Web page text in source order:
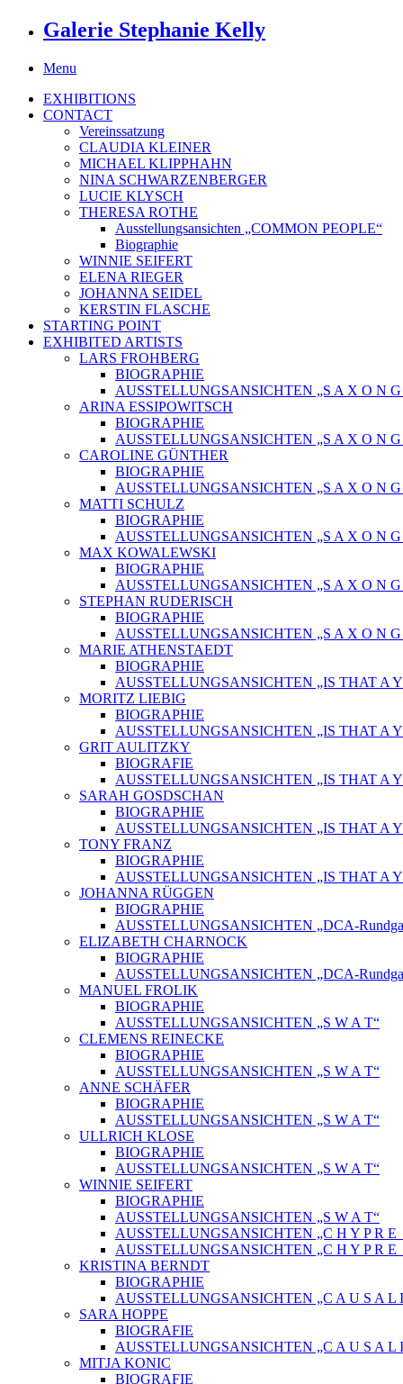
Galerie Stephanie Kelly
Menu
EXHIBITIONS
CONTACT
Vereinssatzung
CLAUDIA KLEINER
MICHAEL KLIPPHAHN
NINA SCHWARZENBERGER
LUCIE KLYSCH
THERESA ROTHE
Ausstellungsansichten „COMMON PEOPLE“
Biographie
WINNIE SEIFERT
ELENA RIEGER
JOHANNA SEIDEL
KERSTIN FLASCHE
STARTING POINT
EXHIBITED ARTISTS
LARS FROHBERG
BIOGRAPHIE
AUSSTELLUNGSANSICHTEN „S A X O N
ARINA ESSIPOWITSCH
BIOGRAPHIE
AUSSTELLUNGSANSICHTEN „S A X O N
CAROLINE GÜNTHER
BIOGRAPHIE
AUSSTELLUNGSANSICHTEN „S A X O N
MATTI SCHULZ
BIOGRAPHIE
AUSSTELLUNGSANSICHTEN „S A X O N
MAX KOWALEWSKI
BIOGRAPHIE
AUSSTELLUNGSANSICHTEN „S A X O N
STEPHAN RUDERISCH
BIOGRAPHIE
AUSSTELLUNGSANSICHTEN „S A X O N
MARIE ATHENSTAEDT
BIOGRAPHIE
AUSSTELLUNGSANSICHTEN „IS THAT A
MORITZ LIEBIG
BIOGRAPHIE
AUSSTELLUNGSANSICHTEN „IS THAT A
GRIT AULITZKY
BIOGRAFIE
AUSSTELLUNGSANSICHTEN „IS THAT A
SARAH GOSDSCHAN
BIOGRAPHIE
AUSSTELLUNGSANSICHTEN „IS THAT A
TONY FRANZ
BIOGRAPHIE
AUSSTELLUNGSANSICHTEN „IS THAT A
JOHANNA RÜGGEN
BIOGRAPHIE
AUSSTELLUNGSANSICHTEN „DCA-
ELIZABETH CHARNOCK
BIOGRAPHIE
AUSSTELLUNGSANSICHTEN „DCA-
MANUEL FROLIK
BIOGRAPHIE
AUSSTELLUNGSANSICHTEN „S W A T“
CLEMENS REINECKE
BIOGRAPHIE
AUSSTELLUNGSANSICHTEN „S W A T“
ANNE SCHÄFER
BIOGRAPHIE
AUSSTELLUNGSANSICHTEN „S W A T“
ULLRICH KLOSE
BIOGRAPHIE
AUSSTELLUNGSANSICHTEN „S W A T“
WINNIE SEIFERT
BIOGRAPHIE
AUSSTELLUNGSANSICHTEN „S W A T“
AUSSTELLUNGSANSICHTEN „C H Y P R
AUSSTELLUNGSANSICHTEN „C H Y P R
KRISTINA BERNDT
BIOGRAPHIE
AUSSTELLUNGSANSICHTEN „C A U S A L
SARA HOPPE
BIOGRAFIE
AUSSTELLUNGSANSICHTEN „C A U S A L
MITJA KONIC
BIOGRAFIE